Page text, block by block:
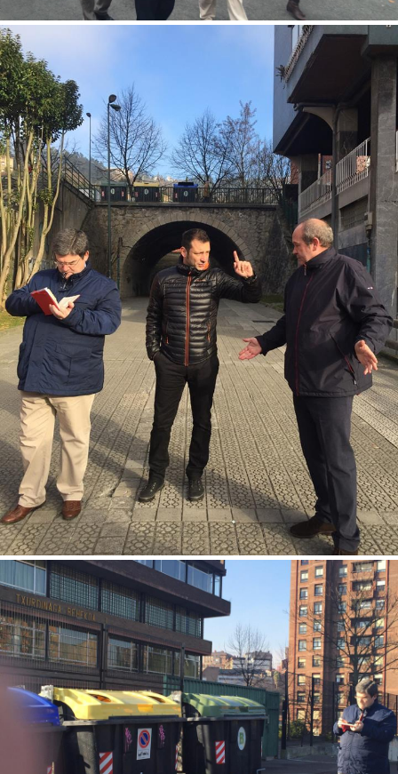
Pensando en un futuro Ecoboulevard, la llegada del Metro y una
zona de ocio en Los Rosales. Txurdinaga